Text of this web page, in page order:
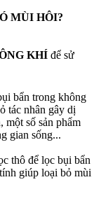
MÙI HÔI?
KHÍđể sử
bẩn trong không
tác nhân gây dị
một số sản phẩm
gian sống...
thô để lọc bụi bẩn
giúp loại bỏ mùi